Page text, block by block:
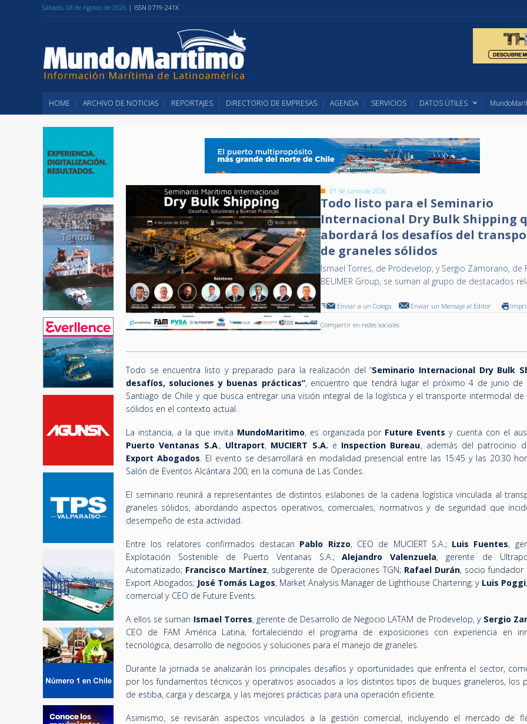
Sábado, 08 de Agosto de 2026 | ISSN 0719-241X
HOME ARCHIVO DE NOTICIAS REPORTAJES DIRECTORIO DE EMPRESAS AGENDA SERVICIOS DATOS ÚTILES
01 de Junio de 2026
Todo listo para el Seminario
Internacional Dry Bulk Shipping
abordará los desafíos del
de graneles sólidos
Ismael Torres, de Prodevelop, y Sergio Zamorano, de
BEUMER Group, se suman al grupo de destacados
Enviar a un Colega Enviar un Mensaje al Editor
Compartir en redes sociales
Todo se encuentra listo y preparado para la realización del “Seminario Internacional Dry Bulk
desafíos, soluciones y buenas prácticas”, encuentro que tendrá lugar el próximo 4 de junio de
Santiago de Chile y que busca entregar una visión integral de la logística y el transporte intermodal de
sólidos en el contexto actual.
La instancia, a la que invita MundoMaritimo, es organizada por Future Events y cuenta con el
Puerto Ventanas S.A., Ultraport, MUCIERT S.A. e Inspection Bureau, además del patrocinio
Export Abogados. El evento se desarrollará en modalidad presencial entre las 15:45 y las 20:30
Salón de Eventos Alcántara 200, en la comuna de Las Condes.
El seminario reunirá a representantes de distintos eslabones de la cadena logística vinculada al
graneles sólidos, abordando aspectos operativos, comerciales, normativos y de seguridad que
desempeño de esta actividad.
Entre los relatores confirmados destacan Pablo Rizzo, CEO de MUCIERT S.A.; Luis Fuentes,
Explotación Sostenible de Puerto Ventanas S.A.;Alejandro Valenzuela, gerente de
Automatizado; Francisco Martínez, subgerente de Operaciones TGN; Rafael Durán, socio fundador
Export Abogados; José Tomás Lagos, Market Analysis Manager de Lighthouse Chartering; y Luis Poggi
comercial y CEO de Future Events.
A ellos se suman Ismael Torres, gerente de Desarrollo de Negocio LATAM de Prodevelop, y Sergio
CEO de FAM América Latina, fortaleciendo el programa de exposiciones con experiencia en
tecnológica, desarrollo de negocios y soluciones para el manejo de graneles.
Durante la jornada se analizarán los principales desafíos y oportunidades que enfrenta el sector,
por los fundamentos técnicos y operativos asociados a los distintos tipos de buques graneleros, los
de estiba, carga y descarga, y las mejores prácticas para una operación eficiente.
Asimismo, se revisarán aspectos vinculados a la gestión comercial, incluyendo el mercado de